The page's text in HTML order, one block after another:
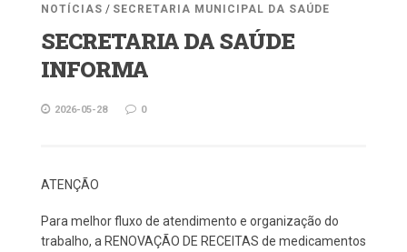
NOTÍCIAS / SECRETARIA MUNICIPAL DA SAÚDE
SECRETARIA DA SAÚDE
INFORMA
2026-05-28 0
ATENÇÃO
Para melhor fluxo de atendimento e organização do
trabalho, a RENOVAÇÃO DE RECEITAS de medicamentos